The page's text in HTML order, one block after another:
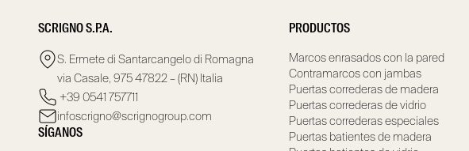
SCRIGNO S.P.A.
S. Ermete di Santarcangelo di Romagna
via Casale, 975 47822 – (RN) Italia
+39 0541 757711
infoscrigno@scrignogroup.com
SÍGANOS
PRODUCTOS
Marcos enrasados con la pared
Contramarcos con jambas
Puertas correderas de madera
Puertas correderas de vidrio
Puertas correderas especiales
Puertas batientes de madera